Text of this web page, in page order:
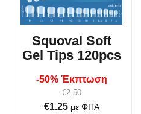
Squoval Soft
Gel Tips 120pcs
-50% Έκπτωση
€2.50
Original
€1.25Ημε ΦΠΑ